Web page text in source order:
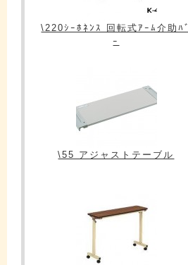
\220ｼｰﾎﾈﾝｽ 回転式ｱｰﾑ介助ﾊﾞ
ｰ
\55 アジャストテーブル